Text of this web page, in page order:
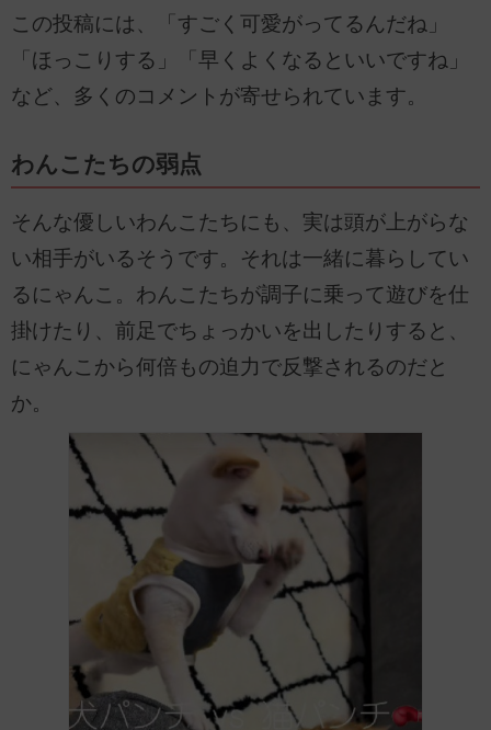
この投稿には、「すごく可愛がってるんだね」
「ほっこりする」「早くよくなるといいですね」
など、多くのコメントが寄せられています。
わんこたちの弱点
そんな優しいわんこたちにも、実は頭が上がらな
い相手がいるそうです。それは一緒に暮らしてい
るにゃんこ。わんこたちが調子に乗って遊びを仕
掛けたり、前足でちょっかいを出したりすると、
にゃんこから何倍もの迫力で反撃されるのだと
か。